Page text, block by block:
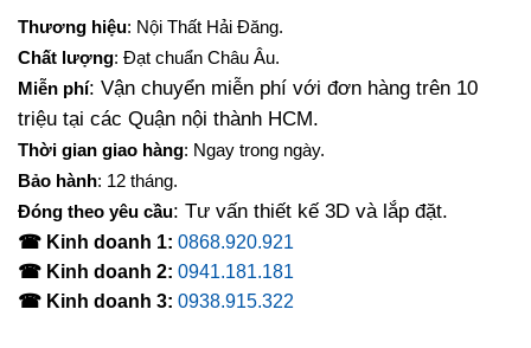
là:
5,500,000₫.
4,890,000₫.
Thương hiệu: Nội Thất Hải Đăng.
Chất lượng: Đạt chuẩn Châu Âu.
Miễn phí: Vận chuyển miễn phí với đơn hàng trên 10
triệu tại các Quận nội thành HCM.
Thời gian giao hàng: Ngay trong ngày.
Bảo hành: 12 tháng.
Đóng theo yêu cầu: Tư vấn thiết kế 3D và lắp đặt.
☎ Kinh doanh 1: 0868.920.921
☎ Kinh doanh 2: 0941.181.181
☎ Kinh doanh 3: 0938.915.322